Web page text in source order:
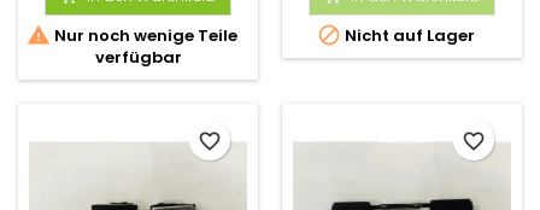
 Nur noch wenige Teile
verfügbar
 Nicht auf Lager
favorite_border favorite_border